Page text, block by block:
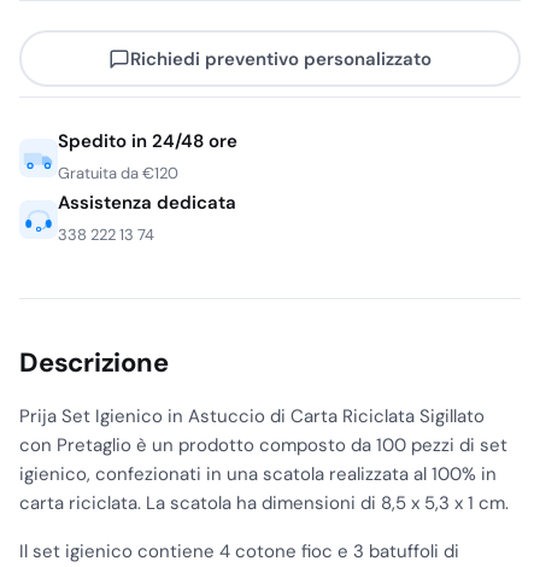
Richiedi preventivo personalizzato
Spedito in 24/48 ore
Gratuita da €120
Assistenza dedicata
338 222 13 74
Descrizione
Prija Set Igienico in Astuccio di Carta Riciclata Sigillato
con Pretaglio è un prodotto composto da 100 pezzi di set
igienico, confezionati in una scatola realizzata al 100% in
carta riciclata. La scatola ha dimensioni di 8,5 x 5,3 x 1 cm.
Il set igienico contiene 4 cotone fioc e 3 batuffoli di